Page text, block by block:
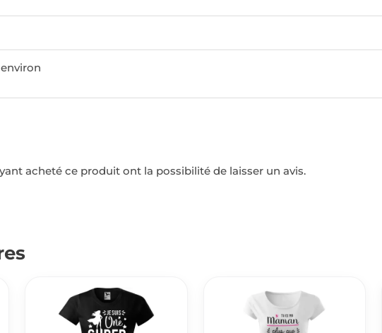
environ
acheté ce produit ont la possibilité de laisser un avis.